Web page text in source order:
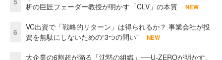
析の巨匠フェーダー教授が明かす「CLV」の本質
NEW
6
VC出資で「戦略的リターン」は得られるか？ 事業会社が投
資を無駄にしないための“3つの問い”
NEW
大企業の6割超が陥る「沈黙の組織」──U-ZEROが明かす、